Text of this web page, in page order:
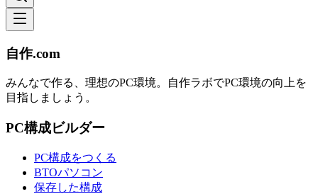
自作.com
みんなで作る、理想のPC環境。 自作ラボでPC環境の向上を
目指しましょう。
PC構成ビルダー
PC構成をつくる
BTOパソコン
保存した構成